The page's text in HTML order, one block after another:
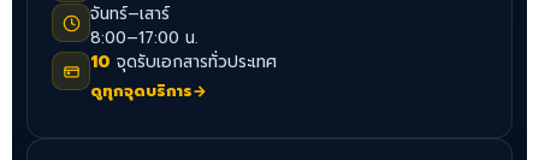
จันทร์–เสาร์
8:00–17:00 น.
10 จุดรับเอกสารทั่วประเทศ
ดูทุกจุดบริการ→